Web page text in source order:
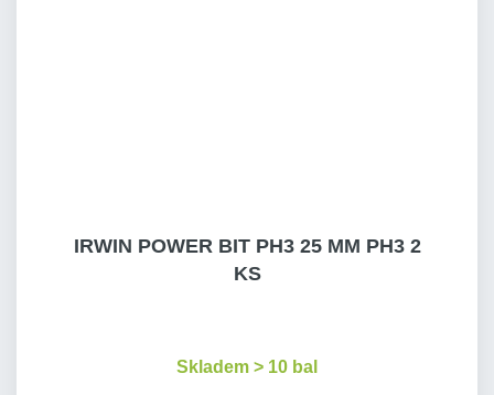
IRWIN POWER BIT PH3 25 MM PH3 2
KS
Skladem > 10 bal